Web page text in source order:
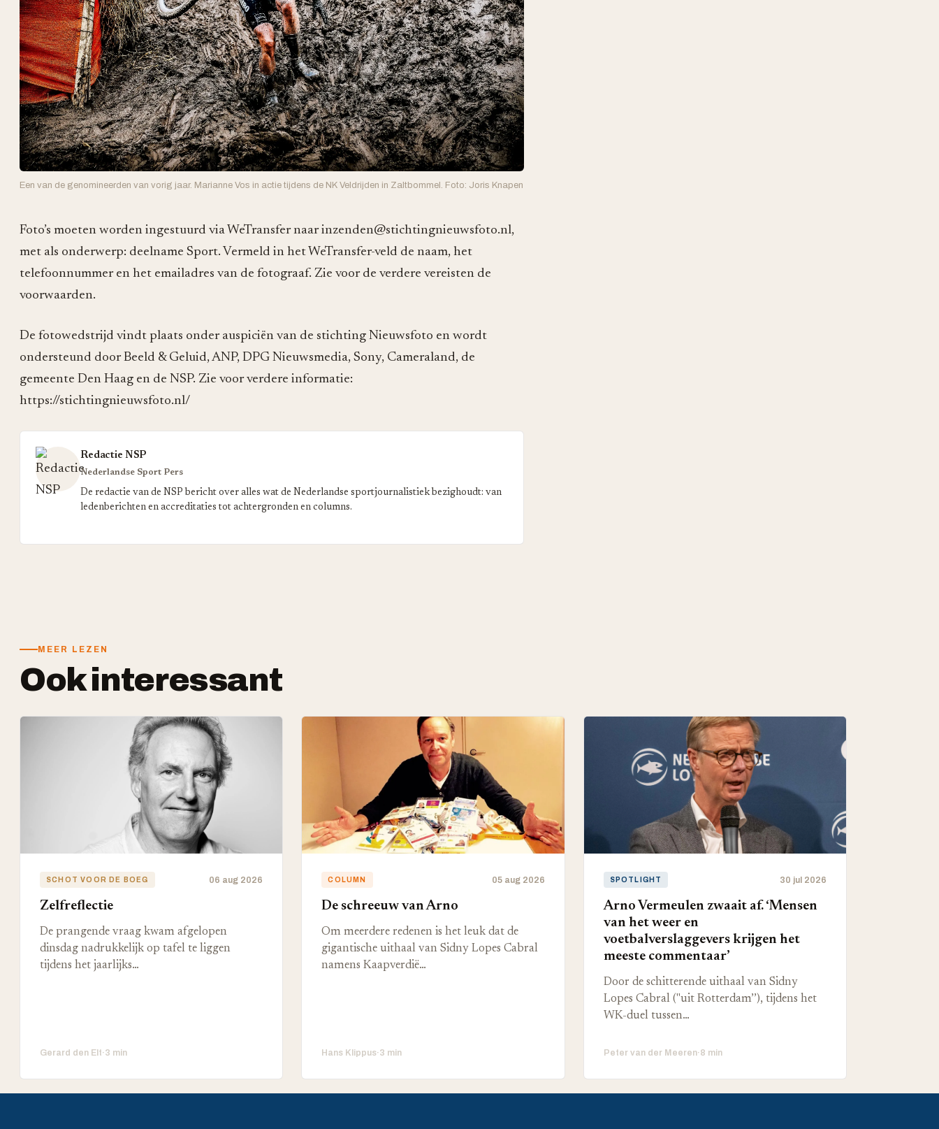
Een van de genomineerden van vorig jaar. Marianne Vos in actie tijdens de NK Veldrijden in Zaltbommel. Foto: Joris Knapen
Foto’s moeten worden ingestuurd via WeTransfer naar inzenden@stichtingnieuwsfoto.nl,
met als onderwerp: deelname Sport. Vermeld in het WeTransfer-veld de naam, het
telefoonnummer en het emailadres van de fotograaf. Zie voor de verdere vereisten de
voorwaarden.
De fotowedstrijd vindt plaats onder auspiciën van de stichting Nieuwsfoto en wordt
ondersteund door Beeld & Geluid, ANP, DPG Nieuwsmedia, Sony, Cameraland, de
gemeente Den Haag en de NSP. Zie voor verdere informatie:
https://stichtingnieuwsfoto.nl/
Redactie NSP
Nederlandse Sport Pers
De redactie van de NSP bericht over alles wat de Nederlandse sportjournalistiek bezighoudt: van
ledenberichten en accreditaties tot achtergronden en columns.
MEER LEZEN
Ook interessant
SCHOT VOOR DE BOEG 06 aug 2026
Zelfreflectie
De prangende vraag kwam afgelopen
dinsdag nadrukkelijk op tafel te liggen
tijdens het jaarlijks…
Gerard den Elt·3 min
COLUMN 05 aug 2026
De schreeuw van Arno
Om meerdere redenen is het leuk dat de
gigantische uithaal van Sidny Lopes Cabral
namens Kaapverdië…
Hans Klippus·3 min
SPOTLIGHT 30 jul 2026
Arno Vermeulen zwaait af. ‘Mensen
van het weer en
voetbalverslaggevers krijgen het
meeste commentaar’
Door de schitterende uithaal van Sidny
Lopes Cabral ("uit Rotterdam’’), tijdens het
WK-duel tussen…
Peter van der Meeren·8 min